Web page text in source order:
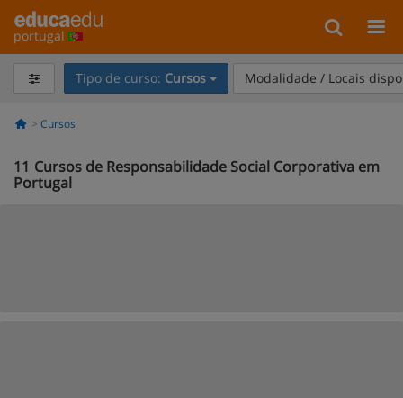
portugal
Tipo de curso: Cursos Modalidade / Locais
Cursos
11 Cursos de Responsabilidade Social Corporativa em
Portugal